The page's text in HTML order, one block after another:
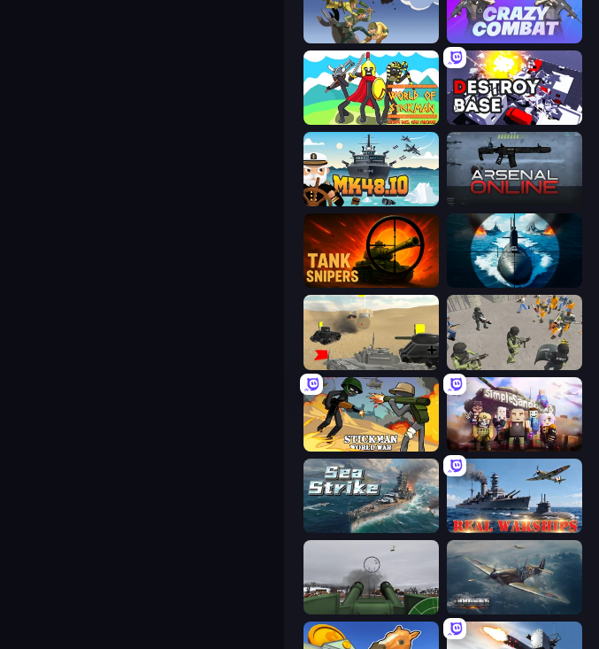
World Wars 2 Crazy Combat
World of Stickman Classic RTS Destroy Base
Mk48.io Arsenal Online
Tank Snipers Ships Battlefield 3D
Tanks Battlefield: Desert Battle Simulator: Prison & Police
Stickman World War Simple Sandbox 3
Sea Strike Real Warships
Flakmeister Dogfight